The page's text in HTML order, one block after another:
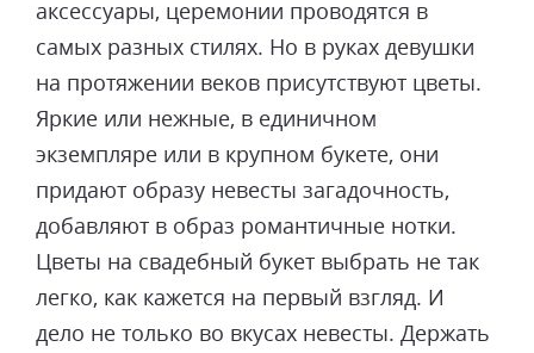
аксессуары, церемонии проводятся в
самых разных стилях. Но в руках девушки
на протяжении веков присутствуют цветы.
Яркие или нежные, в единичном
экземпляре или в крупном букете, они
придают образу невесты загадочность,
добавляют в образ романтичные нотки.
Цветы на свадебный букет выбрать не так
легко, как кажется на первый взгляд. И
дело не только во вкусах невесты. Держать